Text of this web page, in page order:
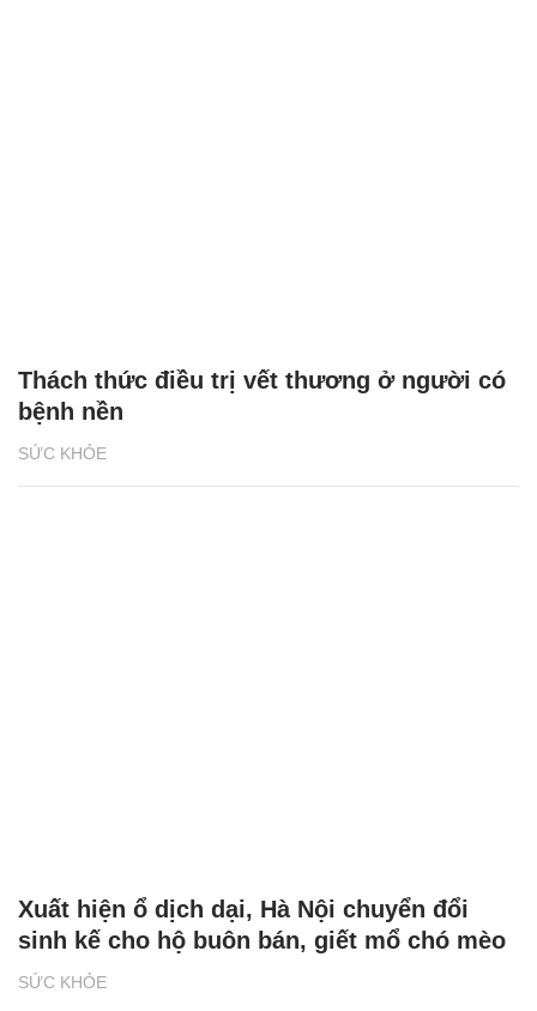
SỨC KHỎE
Thách thức điều trị vết thương ở người có
bệnh nền
SỨC KHỎE
Xuất hiện ổ dịch dại, Hà Nội chuyển đổi
sinh kế cho hộ buôn bán, giết mổ chó mèo